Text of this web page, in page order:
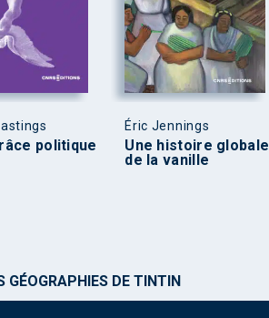
politique
Éric Jennings
Une histoire globale
de la vanille
GÉOGRAPHIES DE TINTIN